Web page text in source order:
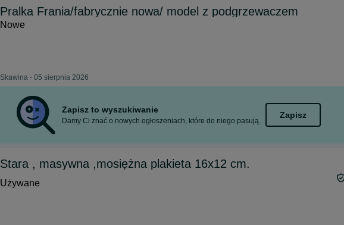
Pralka Frania/fabrycznie nowa/ model z podgrzewaczem
Nowe
Skawina - 05 sierpnia 2026
Zapisz to wyszukiwanie
Damy Ci znać o nowych ogłoszeniach, które do niego pasują.
Zapisz
Stara , masywna ,mosiężna plakieta 16x12 cm.
Używane